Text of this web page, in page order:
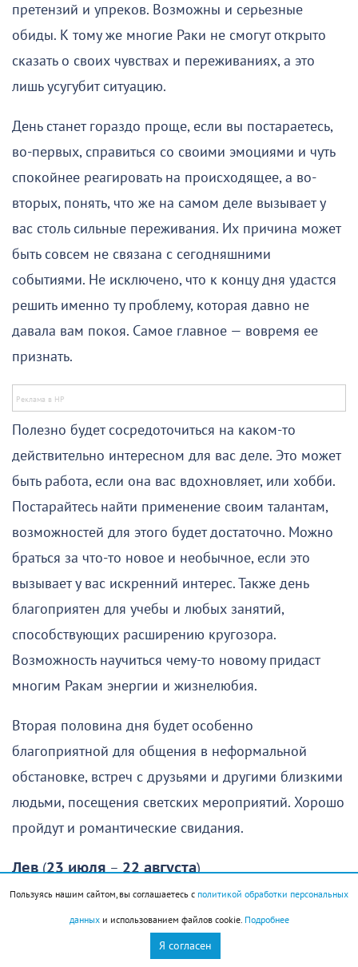
претензий и упреков. Возможны и серьезные
обиды. К тому же многие Раки не смогут открыто
сказать о своих чувствах и переживаниях, а это
лишь усугубит ситуацию.
День станет гораздо проще, если вы постараетесь,
во-первых, справиться со своими эмоциями и чуть
спокойнее реагировать на происходящее, а во-
вторых, понять, что же на самом деле вызывает у
вас столь сильные переживания. Их причина может
быть совсем не связана с сегодняшними
событиями. Не исключено, что к концу дня удастся
решить именно ту проблему, которая давно не
давала вам покоя. Самое главное — вовремя ее
признать.
Полезно будет сосредоточиться на каком-то
действительно интересном для вас деле. Это может
быть работа, если она вас вдохновляет, или хобби.
Постарайтесь найти применение своим талантам,
возможностей для этого будет достаточно. Можно
браться за что-то новое и необычное, если это
вызывает у вас искренний интерес. Также день
благоприятен для учебы и любых занятий,
способствующих расширению кругозора.
Возможность научиться чему-то новому придаст
многим Ракам энергии и жизнелюбия.
Вторая половина дня будет особенно
благоприятной для общения в неформальной
обстановке, встреч с друзьями и другими близкими
людьми, посещения светских мероприятий. Хорошо
пройдут и романтические свидания.
Лев(23 июля–22 августа)
самого утра настроитесь на деловой лад, не
захотите размениваться на мелочи, сразу
Пользуясь нашим сайтом, вы соглашаетесь с политикой обработки персональных
данныхи использованием файлов cookie. Подробнее
Я согласен